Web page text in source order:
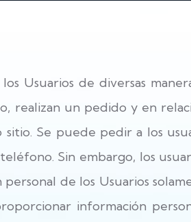
Usuarios de diversas
realizan un pedido y en
Se puede pedir a los
Sin embargo, los
de los Usuarios
información